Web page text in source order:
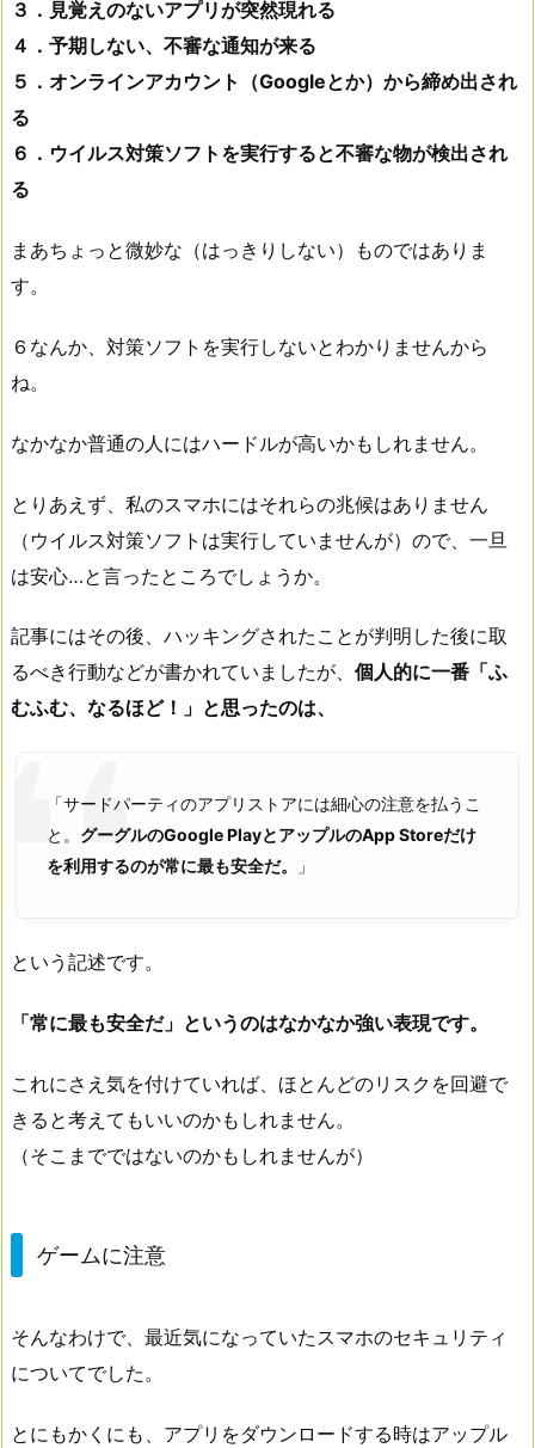
３．見覚えのないアプリが突然現れる
４．予期しない、不審な通知が来る
５．オンラインアカウント（Googleとか）から締め出され
る
６．ウイルス対策ソフトを実行すると不審な物が検出され
る
まあちょっと微妙な（はっきりしない）ものではありま
す。
６なんか、対策ソフトを実行しないとわかりませんから
ね。
なかなか普通の人にはハードルが高いかもしれません。
とりあえず、私のスマホにはそれらの兆候はありません
（ウイルス対策ソフトは実行していませんが）ので、一旦
は安心…と言ったところでしょうか。
記事にはその後、ハッキングされたことが判明した後に取
るべき行動などが書かれていましたが、 個人的に一番「ふ
むふむ、なるほど！」と思ったのは、
「サードパーティのアプリストアには細心の注意を払うこ
と。 グーグルのGoogle PlayとアップルのApp Storeだけ
を利用するのが常に最も安全だ。
」
という記述です。
「常に最も安全だ」というのはなかなか強い表現です。
これにさえ気を付けていれば、ほとんどのリスクを回避で
きると考えてもいいのかもしれません。
（そこまでではないのかもしれませんが）
ゲームに注意
そんなわけで、最近気になっていたスマホのセキュリティ
についてでした。
とにもかくにも、アプリをダウンロードする時はアップル